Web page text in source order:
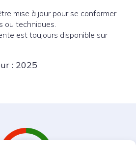
mise à jour pour se conformer
ou techniques.
est toujours disponible sur
: 2025